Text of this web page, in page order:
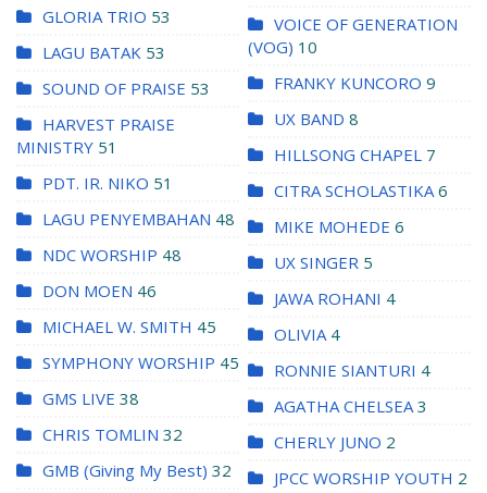
GLORIA TRIO 53
LAGU BATAK 53
SOUND OF PRAISE 53
HARVEST PRAISE
MINISTRY 51
PDT. IR. NIKO 51
LAGU PENYEMBAHAN 48
NDC WORSHIP 48
DON MOEN 46
MICHAEL W. SMITH 45
SYMPHONY WORSHIP 45
GMS LIVE 38
CHRIS TOMLIN 32
GMB (Giving My Best) 32
VOICE OF GENERATION
(VOG) 10
FRANKY KUNCORO 9
UX BAND 8
HILLSONG CHAPEL 7
CITRA SCHOLASTIKA 6
MIKE MOHEDE 6
UX SINGER 5
JAWA ROHANI 4
OLIVIA 4
RONNIE SIANTURI 4
AGATHA CHELSEA 3
CHERLY JUNO 2
JPCC WORSHIP YOUTH 2